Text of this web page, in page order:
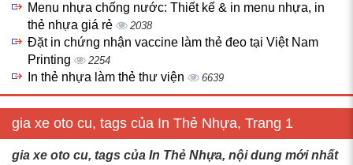
Menu nhựa chống nước: Thiết kế & in menu nhựa, in
thẻ nhựa giá rẻ
2038
Đặt in chứng nhận vaccine làm thẻ đeo tại Việt Nam
Printing
2254
In thẻ nhựa làm thẻ thư viện 6639
gia xe oto cu, tags của In Thẻ Nhựa, Trang 1
gia xe oto cu, tags của In Thẻ Nhựa, nội dung mới nhất